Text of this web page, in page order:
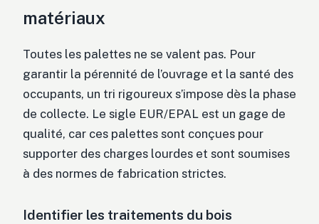
matériaux
Toutes les palettes ne se valent pas. Pour
garantir la pérennité de l’ouvrage et la santé des
occupants, un tri rigoureux s’impose dès la phase
de collecte. Le sigle EUR/EPAL est un gage de
qualité, car ces palettes sont conçues pour
supporter des charges lourdes et sont soumises
à des normes de fabrication strictes.
Identifier les traitements du bois